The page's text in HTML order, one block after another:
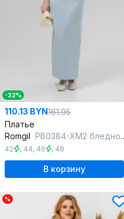
-32%
110.13 BYN161.95
Платье
Romgil РВ0384-ХМ2 бледно-голубой, серебро
42 , 44, 46 , 48
В корзину
%